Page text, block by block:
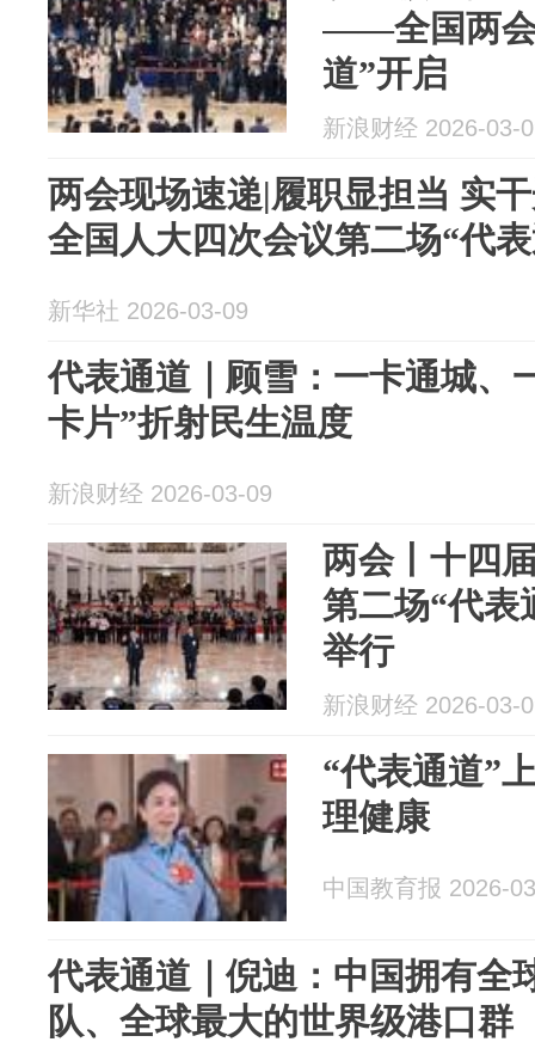
——全国两会
道”开启
新浪财经 2026-03-
两会现场速递|履职显担当 实
全国人大四次会议第二场“代
新华社 2026-03-09
代表通道｜顾雪：一卡通城、
卡片”折射民生温度
新浪财经 2026-03-09
两会丨十四
第二场“代表
举行
新浪财经 2026-03-
“代表通道”
理健康
中国教育报 2026-
代表通道｜倪迪：中国拥有全
队、全球最大的世界级港口群